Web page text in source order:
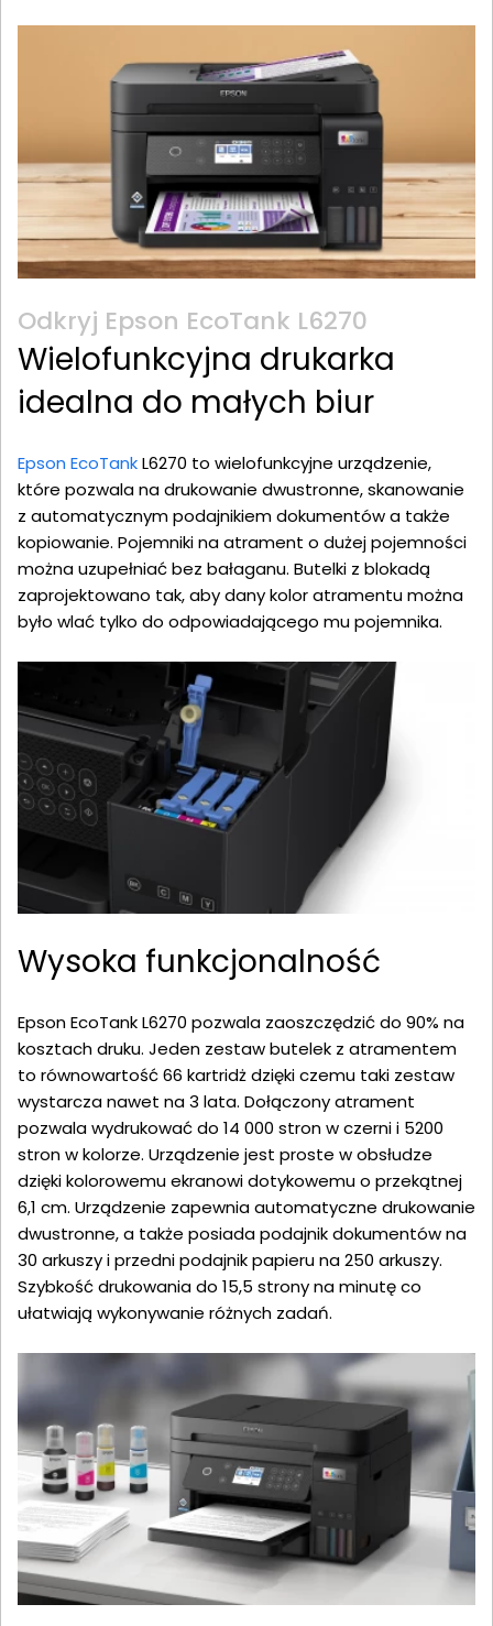
Odkryj Epson EcoTank L6270
Wielofunkcyjna drukarka
idealna do małych biur
Epson EcoTankL6270 to wielofunkcyjne urządzenie,
które pozwala na drukowanie dwustronne, skanowanie
z automatycznym podajnikiem dokumentów a także
kopiowanie. Pojemniki na atrament o dużej pojemności
można uzupełniać bez bałaganu. Butelki z blokadą
zaprojektowano tak, aby dany kolor atramentu można
było wlać tylko do odpowiadającego mu pojemnika.
Wysoka funkcjonalność
Epson EcoTank L6270 pozwala zaoszczędzić do 90% na
kosztach druku. Jeden zestaw butelek z atramentem
to równowartość 66 kartridż dzięki czemu taki zestaw
wystarcza nawet na 3 lata. Dołączony atrament
pozwala wydrukować do 14 000 stron w czerni i 5200
stron w kolorze. Urządzenie jest proste w obsłudze
dzięki kolorowemu ekranowi dotykowemu o przekątnej
6,1 cm. Urządzenie zapewnia automatyczne drukowanie
dwustronne, a także posiada podajnik dokumentów na
30 arkuszy i przedni podajnik papieru na 250 arkuszy.
Szybkość drukowania do 15,5 strony na minutę co
ułatwiają wykonywanie różnych zadań.